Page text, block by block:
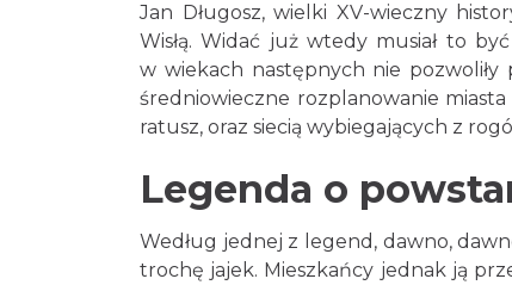
Jan Długosz, wielki XV-wieczny
Wisłą. Widać już wtedy musiał to
w wiekach następnych nie pozwoliły
średniowieczne rozplanowanie
ratusz, oraz siecią wybiegających z
Legenda o
Według jednej z legend, dawno,
trochę jajek. Mieszkańcy jednak ją